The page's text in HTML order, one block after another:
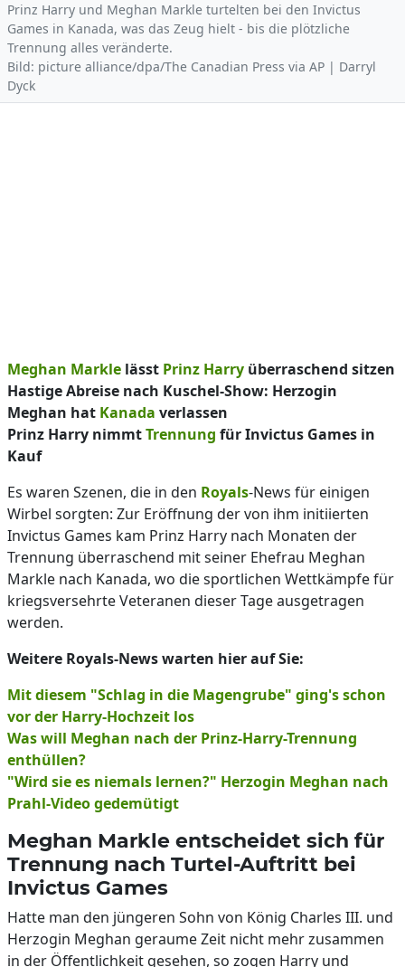
Prinz Harry und Meghan Markle turtelten bei den Invictus
Games in Kanada, was das Zeug hielt - bis die plötzliche
Trennung alles veränderte.
Bild: picture alliance/dpa/The Canadian Press via AP | Darryl
Dyck
Meghan Markle lässt Prinz Harry überraschend sitzen
Hastige Abreise nach Kuschel-Show: Herzogin
Meghan hat Kanada verlassen
Prinz Harry nimmtTrennung für Invictus Games in
Kauf
Es waren Szenen, die in den Royals-News für einigen
Wirbel sorgten: Zur Eröffnung der von ihm initiierten
Invictus Games kam Prinz Harry nach Monaten der
Trennung überraschend mit seiner Ehefrau Meghan
Markle nach Kanada, wo die sportlichen Wettkämpfe für
kriegsversehrte Veteranen dieser Tage ausgetragen
werden.
Weitere Royals-News warten hier auf Sie:
Mit diesem "Schlag in die Magengrube" ging's schon
vor der Harry-Hochzeit los
Was will Meghan nach der Prinz-Harry-Trennung
enthüllen?
"Wird sie es niemals lernen?" Herzogin Meghan nach
Prahl-Video gedemütigt
Meghan Markle entscheidet sich für
Trennung nach Turtel-Auftritt bei
Invictus Games
Hatte man den jüngeren Sohn von König Charles III. und
Herzogin Meghan geraume Zeit nicht mehr zusammen
in der Öffentlichkeit gesehen, so zogen Harry und